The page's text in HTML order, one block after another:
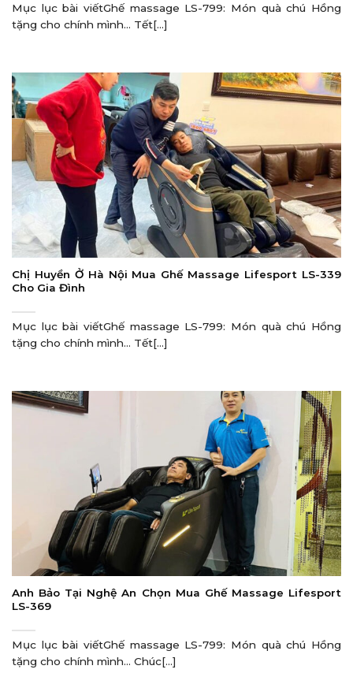
Mục lục bài viếtGhế massage LS-799: Món quà chú Hồng
tặng cho chính mình… Tết[...]
Chị Huyền Ở Hà Nội Mua Ghế Massage Lifesport LS-339
Cho Gia Đình
Mục lục bài viếtGhế massage LS-799: Món quà chú Hồng
tặng cho chính mình… Tết[...]
Anh Bảo Tại Nghệ An Chọn Mua Ghế Massage Lifesport
LS-369
Mục lục bài viếtGhế massage LS-799: Món quà chú Hồng
tặng cho chính mình… Chúc[...]